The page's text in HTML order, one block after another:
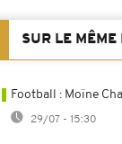
SUR LE MÊME
Football : Moïne
29/07 - 15:30